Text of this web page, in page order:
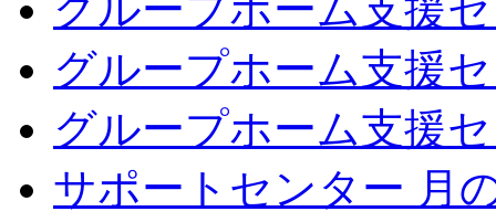
グループホーム支援
グループホーム支援
サポートセンター 月